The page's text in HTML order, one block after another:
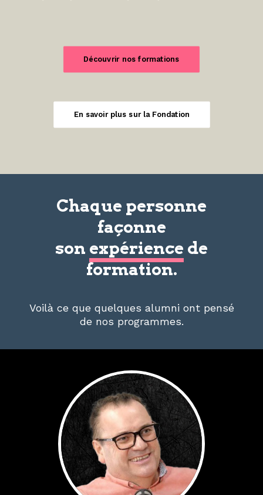
Découvrir nos formations
En savoir plus sur la Fondation
Chaque personne
façonne
son expérience de
formation.
Voilà ce que quelques alumni ont pensé
de nos programmes.